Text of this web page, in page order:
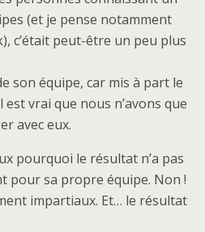
(et je pense notamment
c’était peut-être un peu plus
son équipe, car mis à part le
vrai que nous n’avons que
avec eux.
pourquoi le résultat n’a pas
pour sa propre équipe. Non !
impartiaux. Et… le résultat